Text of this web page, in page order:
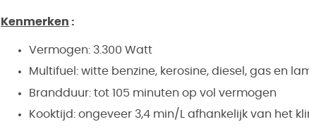
Kenmerken :
Vermogen: 3.300 Watt
Multifuel: witte benzine, kerosine, diesel, gas en
Brandduur: tot 105 minuten op vol vermogen
Kooktijd: ongeveer 3,4 min/L afhankelijk van het